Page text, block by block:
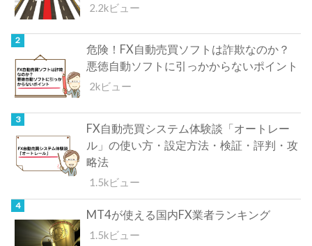
2.2kビュー
危険！FX自動売買ソフトは詐欺なのか？
悪徳自動ソフトに引っかからないポイント
2kビュー
FX自動売買システム体験談「オートレー
ル」の使い方・設定方法・検証・評判・攻
略法
1.5kビュー
MT4が使える国内FX業者ランキング
1.5kビュー